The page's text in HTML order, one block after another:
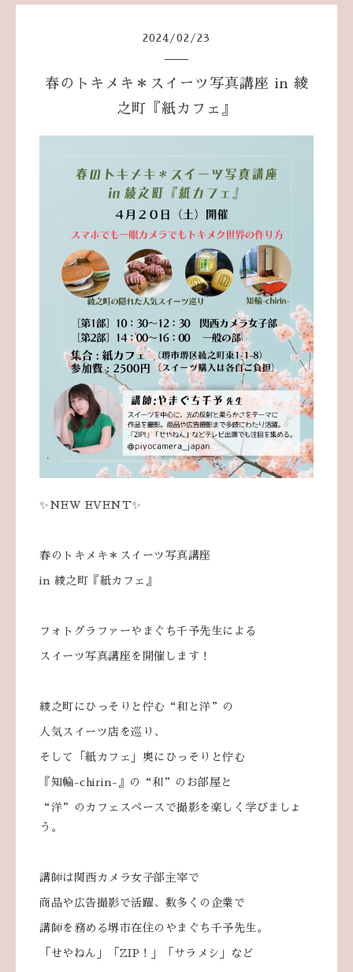
2024 /02 /23
春のトキメキ＊スイーツ写真講座 in 綾
之町『紙カフェ』
✨NEW EVENT✨
春のトキメキ＊スイーツ写真講座
in 綾之町『紙カフェ』
フォトグラファーやまぐち千予先生による
スイーツ写真講座を開催します！
綾之町にひっそりと佇む“和と洋”の
人気スイーツ店を巡り、
そして「紙カフェ」奥にひっそりと佇む
『知輪-chirin-』の“和”のお部屋と
“洋”のカフェスペースで撮影を楽しく学びましょ
う。
講師は関西カメラ女子部主宰で
商品や広告撮影で活躍、数多くの企業で
講師を務める堺市在住のやまぐち千予先生。
「せやねん」「ZIP！」「サラメシ」など